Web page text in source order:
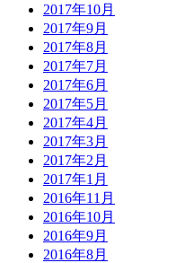
2017年10月
2017年9月
2017年8月
2017年7月
2017年6月
2017年5月
2017年4月
2017年3月
2017年2月
2017年1月
2016年11月
2016年10月
2016年9月
2016年8月